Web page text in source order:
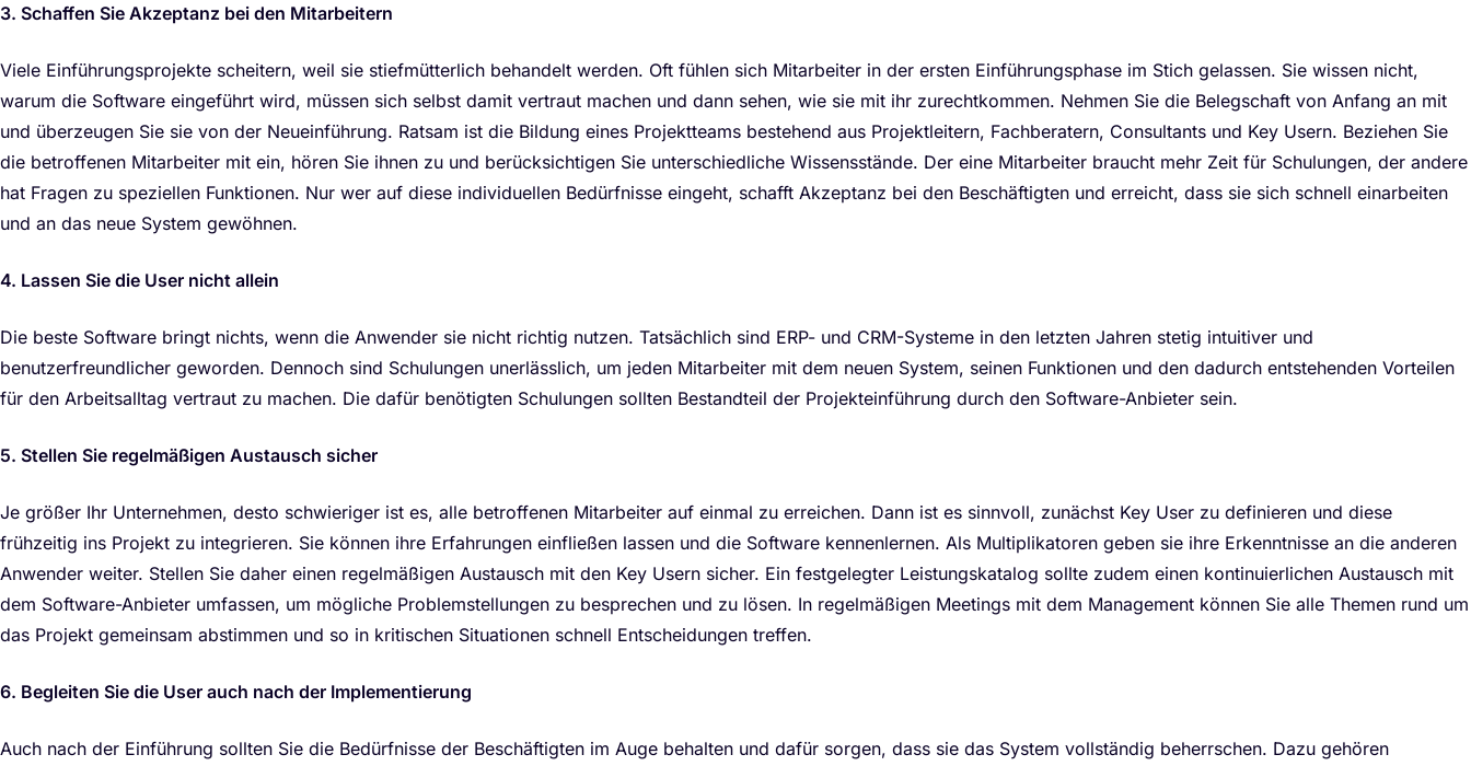
3. Schaffen Sie Akzeptanz bei den Mitarbeitern
Viele Einführungsprojekte scheitern, weil sie stiefmütterlich behandelt werden. Oft fühlen sich Mitarbeiter in der ersten Einführungsphase im Stich gelassen. Sie wissen nicht,
warum die Software eingeführt wird, müssen sich selbst damit vertraut machen und dann sehen, wie sie mit ihr zurechtkommen. Nehmen Sie die Belegschaft von Anfang an mit
und überzeugen Sie sie von der Neueinführung. Ratsam ist die Bildung eines Projektteams bestehend aus Projektleitern, Fachberatern, Consultants und Key Usern. Beziehen Sie
die betroffenen Mitarbeiter mit ein, hören Sie ihnen zu und berücksichtigen Sie unterschiedliche Wissensstände. Der eine Mitarbeiter braucht mehr Zeit für Schulungen, der andere
hat Fragen zu speziellen Funktionen. Nur wer auf diese individuellen Bedürfnisse eingeht, schafft Akzeptanz bei den Beschäftigten und erreicht, dass sie sich schnell einarbeiten
und an das neue System gewöhnen.
4. Lassen Sie die User nicht allein
Die beste Software bringt nichts, wenn die Anwender sie nicht richtig nutzen. Tatsächlich sind ERP- und CRM-Systeme in den letzten Jahren stetig intuitiver und
benutzerfreundlicher geworden. Dennoch sind Schulungen unerlässlich, um jeden Mitarbeiter mit dem neuen System, seinen Funktionen und den dadurch entstehenden Vorteilen
für den Arbeitsalltag vertraut zu machen. Die dafür benötigten Schulungen sollten Bestandteil der Projekteinführung durch den Software-Anbieter sein.
5. Stellen Sie regelmäßigen Austausch sicher
Je größer Ihr Unternehmen, desto schwieriger ist es, alle betroffenen Mitarbeiter auf einmal zu erreichen. Dann ist es sinnvoll, zunächst Key User zu definieren und diese
frühzeitig ins Projekt zu integrieren. Sie können ihre Erfahrungen einfließen lassen und die Software kennenlernen. Als Multiplikatoren geben sie ihre Erkenntnisse an die anderen
Anwender weiter. Stellen Sie daher einen regelmäßigen Austausch mit den Key Usern sicher. Ein festgelegter Leistungskatalog sollte zudem einen kontinuierlichen Austausch mit
dem Software-Anbieter umfassen, um mögliche Problemstellungen zu besprechen und zu lösen. In regelmäßigen Meetings mit dem Management können Sie alle Themen rund um
das Projekt gemeinsam abstimmen und so in kritischen Situationen schnell Entscheidungen treffen.
6. Begleiten Sie die User auch nach der Implementierung
Auch nach der Einführung sollten Sie die Bedürfnisse der Beschäftigten im Auge behalten und dafür sorgen, dass sie das System vollständig beherrschen. Dazu gehören